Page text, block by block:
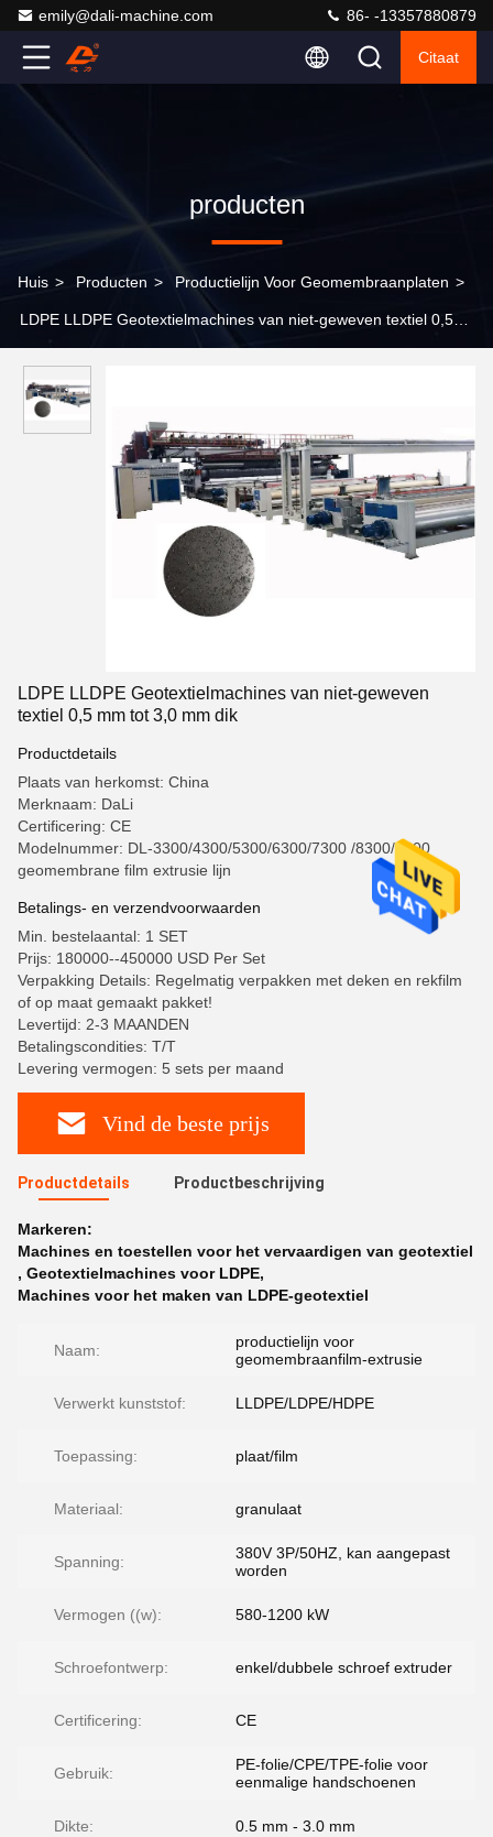
emily@dali-machine.com 86- -13357880879
Citaat
producten
Huis > Producten > Productielijn Voor Geomembraanplaten >
LDPE LLDPE Geotextielmachines van niet-geweven textiel 0,5
LDPE LLDPE Geotextielmachines van niet-geweven
textiel 0,5 mm tot 3,0 mm dik
Productdetails
Plaats van herkomst: China
Merknaam: DaLi
Certificering: CE
Modelnummer: DL-3300/4300/5300/6300/7300 /8300/9300
geomembrane film extrusie lijn
Betalings- en verzendvoorwaarden
Min. bestelaantal: 1 SET
Prijs: 180000--450000 USD Per Set
Verpakking Details: Regelmatig verpakken met deken en rekfilm
of op maat gemaakt pakket!
Levertijd: 2-3 MAANDEN
Betalingscondities: T/T
Levering vermogen: 5 sets per maand
Vind de beste prijs
Productdetails Productbeschrijving
Markeren:
Machines en toestellen voor het vervaardigen van geotextiel
, Geotextielmachines voor LDPE,
Machines voor het maken van LDPE-geotextiel
Naam:
productielijn voor
geomembraanfilm-extrusie
Verwerkt kunststof: LLDPE/LDPE/HDPE
Toepassing: plaat/film
Materiaal: granulaat
Spanning:
380V 3P/50HZ, kan aangepast
worden
Vermogen ((w): 580-1200 kW
Schroefontwerp: enkel/dubbele schroef extruder
Certificering: CE
Gebruik:
PE-folie/CPE/TPE-folie voor
eenmalige handschoenen
Dikte: 0.5 mm - 3.0 mm